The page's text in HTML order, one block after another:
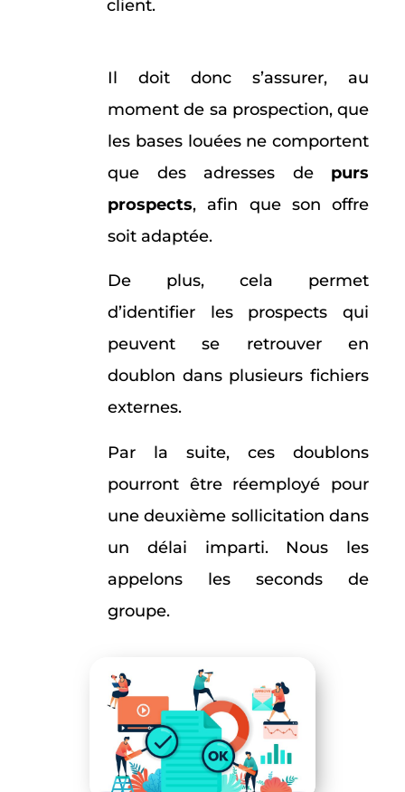
client.
Il doit donc s’assurer, au
moment de sa prospection, que
les bases louées ne comportent
que des adresses de purs
prospects, afin que son offre
soit adaptée.
De plus, cela permet
d’identifier les prospects qui
peuvent se retrouver en
doublon dans plusieurs fichiers
externes.
Par la suite, ces doublons
pourront être réemployé pour
une deuxième sollicitation dans
un délai imparti. Nous les
appelons les seconds de
groupe.